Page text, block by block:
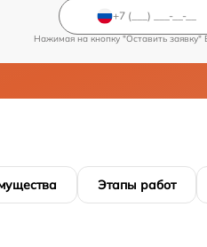
Нажимая на кнопку "Оставить заявку"
Этапы работ